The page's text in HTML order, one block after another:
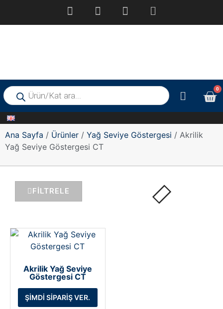
0
Ana Sayfa / Ürünler / Yağ Seviye Göstergesi / Akrilik
Yağ Seviye Göstergesi CT
FILTRELE
Akrilik Yağ Seviye
Göstergesi CT
ŞIMDI SIPARIŞ VER.